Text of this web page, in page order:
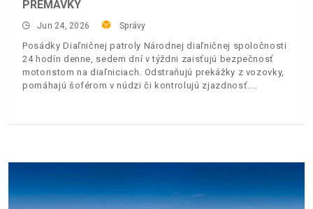
PREMÁVKY
Jun 24, 2026 Správy
Posádky Diaľničnej patroly Národnej diaľničnej spoločnosti
24 hodín denne, sedem dní v týždni zaisťujú bezpečnosť
motoristom na diaľniciach. Odstraňujú prekážky z vozovky,
pomáhajú šoférom v núdzi či kontrolujú zjazdnosť.